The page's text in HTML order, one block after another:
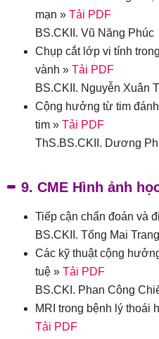
mạn » Tải PDF
BS.CKII. Vũ Năng Phúc
Chụp cắt lớp vi tính
vành » Tải PDF
BS.CKII. Nguyễn Xuân
Cộng hưởng từ tim
tim » Tải PDF
ThS.BS.CKII. Dương
9. CME Hình ảnh
Tiếp cận chẩn đoán và
BS.CKII. Tống Mai Trang
Các kỹ thuật cộng
tuệ » Tải PDF
BS.CKI. Phan Công
MRI trong bệnh lý thoái
Tải PDF